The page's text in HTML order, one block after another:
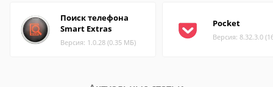
Поиск телефона
Smart Extras
Версия: 1.0.28 (0.35 МБ)
Pocket
Версия: 8.32.3.0